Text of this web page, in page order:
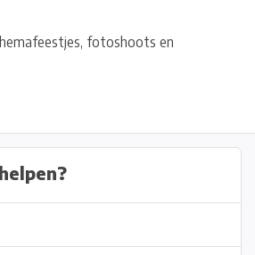
fotoshoots en